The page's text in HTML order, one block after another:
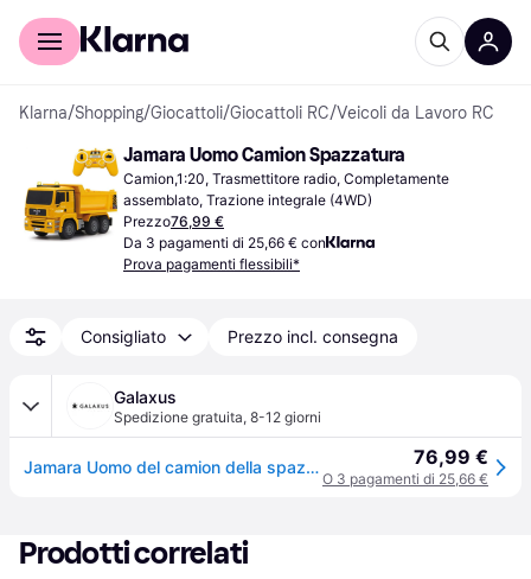
Per il tuo shopping
Klarna/Shopping/Giocattoli/Giocattoli RC/Veicoli da Lavoro RC
Jamara Uomo Camion Spazzatura
Camion,1:20, Trasmettitore radio, Completamente
assemblato, Trazione integrale (4WD)
Prezzo76,99 €
Da 3 pagamenti di 25,66 € con
Prova pagamenti flessibili*
Consigliato Prezzo incl. consegna
Galaxus
Spedizione gratuita, 8-12 giorni
Jamara Uomo del camion della spazzatura 76,99 €
O 3 pagamenti di 25,66 €
Prodotti correlati